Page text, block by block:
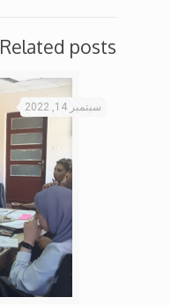
Related posts
سبتمبر 14, 2022